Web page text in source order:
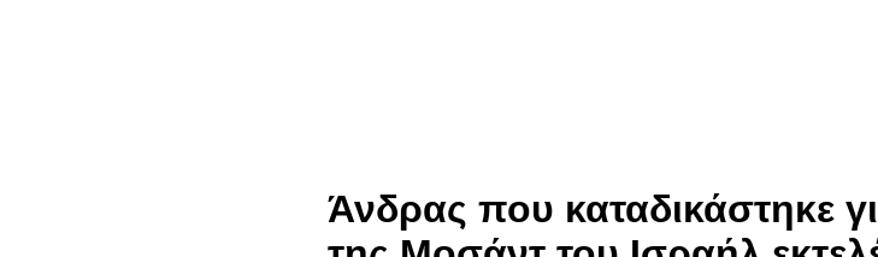
Άνδρας που καταδικάστηκε